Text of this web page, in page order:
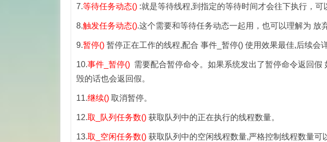
7.等待任务动态() :就是等待线程,到指定的等待时间才会往下执行，可
8.触发任务动态().这个需要和等待任务动态一起用，也可以理解为 放
9.暂停() 暂停正在工作的线程,配合 事件_暂停() 使用效果最佳,后续会详
10.事件_暂停() 需要配合暂停命令。如果系统发出了暂停命令返回假
毁的话也会返回假。
11.继续() 取消暂停。
12.取_队列任务数() 获取队列中的正在执行的线程数量。
13.取_空闲任务数() 获取队列中的空闲线程数量,严格控制线程数量可